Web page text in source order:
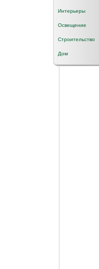
Интерьеры
Освещение
Строительство
Дом